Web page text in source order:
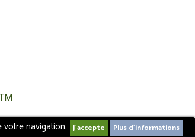
navigation. Plus d'informations